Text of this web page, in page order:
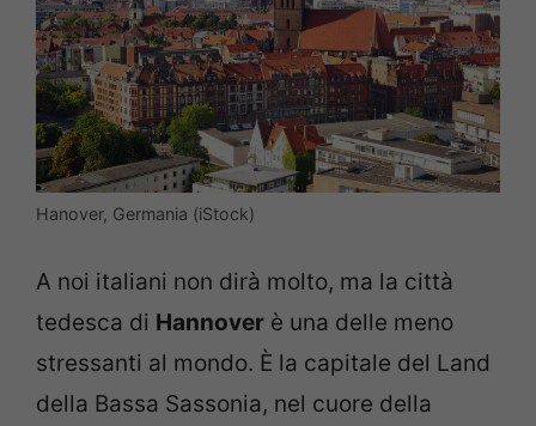
Hanover, Germania (iStock)
A noi italiani non dirà molto, ma la città
tedesca di Hannover è una delle meno
stressanti al mondo. È la capitale del Land
della Bassa Sassonia, nel cuore della